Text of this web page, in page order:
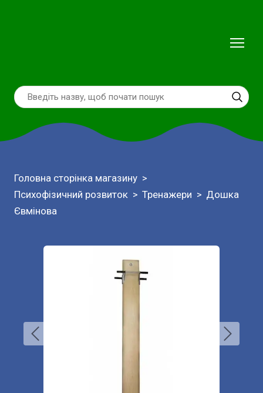
Головна сторінка магазину
Психофізичний розвиток
Тренажери
Дошка
Євмінова